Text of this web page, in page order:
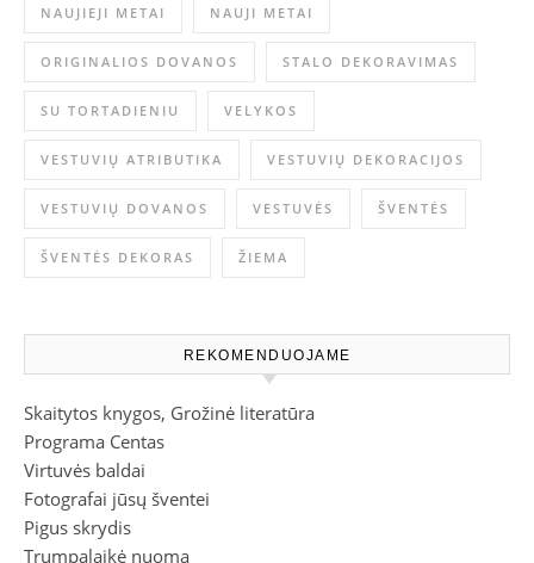
NAUJIEJI METAI NAUJI METAI
ORIGINALIOS DOVANOS STALO DEKORAVIMAS
SU TORTADIENIU VELYKOS
VESTUVIŲ ATRIBUTIKA VESTUVIŲ DEKORACIJOS
VESTUVIŲ DOVANOS VESTUVĖS ŠVENTĖS
ŠVENTĖS DEKORAS ŽIEMA
REKOMENDUOJAME
Skaitytos knygos, Grožinė literatūra
Programa Centas
Virtuvės baldai
Fotografai jūsų šventei
Pigus skrydis
Trumpalaikė nuoma